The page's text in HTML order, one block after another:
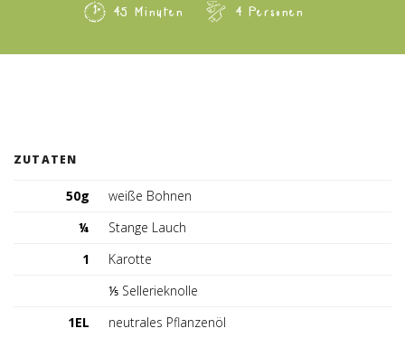
45 Minuten 4 Personen
ZUTATEN
50g
weiße Bohnen
¼
Stange Lauch
1
Karotte
⅕ Sellerieknolle
1EL
neutrales Pflanzenöl